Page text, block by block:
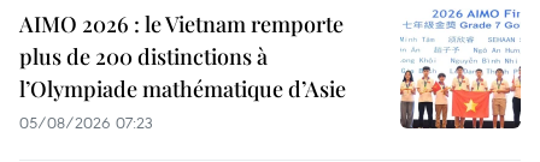
AIMO 2026 : le Vietnam remporte
plus de 200 distinctions à
l’Olympiade mathématique d’Asie
05/08/2026 07:23